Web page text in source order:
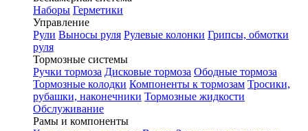
Наборы Герметики
Управление
Рули Выносы руля Рулевые колонки Грипсы, обмотки
руля
Тормозные системы
Ручки тормоза Дисковые тормоза Ободные тормоза
Тормозные колодки Компоненты к тормозам Тросики,
рубашки, наконечники Тормозные жидкости
Обслуживание
Рамы и компоненты